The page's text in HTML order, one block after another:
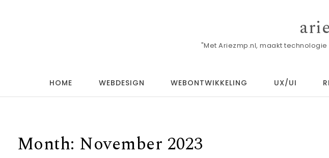
"Met Ariezmp.nl, maakt
HOME WEBDESIGN WEBONTWIKKELING UX/UI
Month: November 2023